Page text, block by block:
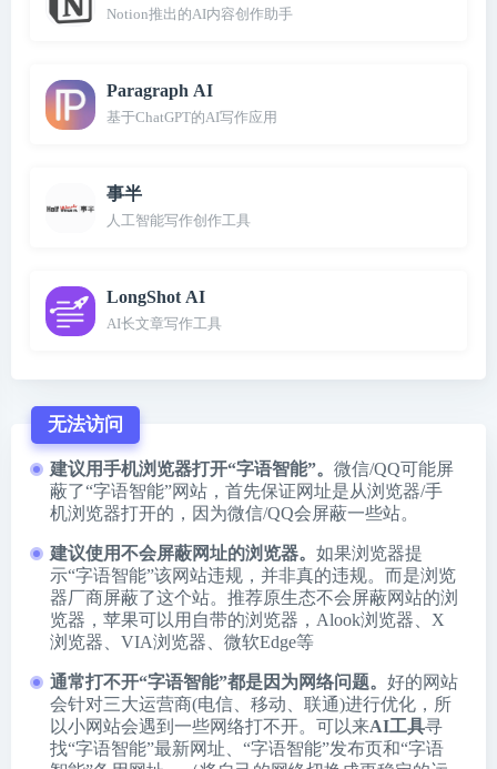
Notion推出的AI内容创作助手
Paragraph AI
基于ChatGPT的AI写作应用
事半
人工智能写作创作工具
LongShot AI
AI长文章写作工具
无法访问
建议用手机浏览器打开“字语智能”。 微信/QQ可能屏
蔽了“字语智能”网站，首先保证网址是从浏览器/手
机浏览器打开的，因为微信/QQ会屏蔽一些站。
建议使用不会屏蔽网址的浏览器。 如果浏览器提
示“字语智能”该网站违规，并非真的违规。而是浏览
器厂商屏蔽了这个站。推荐原生态不会屏蔽网站的浏
览器，苹果可以用自带的浏览器， Alook浏览器
X
浏览器
VIA浏览器 微软Edge等
通常打不开“字语智能”都是因为网络问题。 好的网站
会针对三大运营商(电信、移动、联通)进行优化，所
以小网站会遇到一些网络打不开。可以来AI工具寻
找“字语智能”最新网址、“字语智能”发布页和“字语